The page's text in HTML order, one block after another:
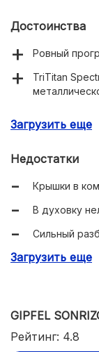
Достоинства
Ровный
TriTitan
Посудомойка
Загрузить еще
Недостатки
Крышки в
В духовку
Сильный
Покрытие не
Загрузить еще
GIPFEL
Рейтинг: 4.8